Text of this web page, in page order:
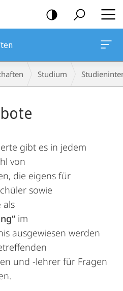
Studium
gibt es in jedem
von
die eigens für
sowie
als
im
ausgewiesen werden
und -lehrer für Fragen